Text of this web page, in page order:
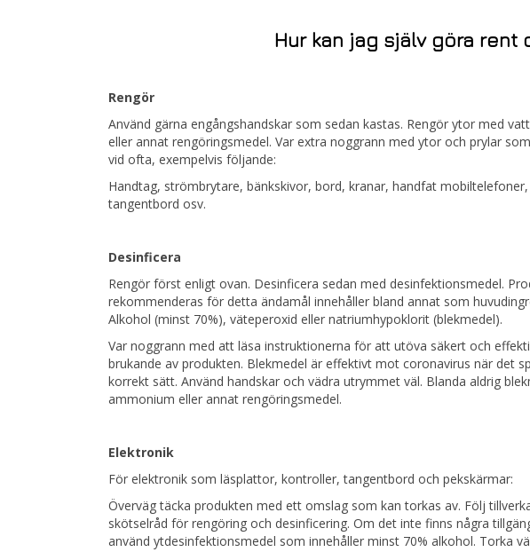
Hur kan jag själv göra rent
Rengör
Använd gärna engångshandskar som sedan kastas. Rengör ytor med
eller annat rengöringsmedel. Var extra noggrann med ytor och prylar
vid ofta, exempelvis följande:
Handtag, strömbrytare, bänkskivor, bord, kranar, handfat mobiltelefoner,
tangentbord osv.
Desinficera
Rengör först enligt ovan. Desinficera sedan med desinfektionsmedel.
rekommenderas för detta ändamål innehåller bland annat som
Alkohol (minst 70%), väteperoxid eller natriumhypoklorit (blekmedel).
Var noggrann med att läsa instruktionerna för att utöva säkert och
brukande av produkten. Blekmedel är effektivt mot coronavirus när det
korrekt sätt. Använd handskar och vädra utrymmet väl. Blanda aldrig
ammonium eller annat rengöringsmedel.
Elektronik
För elektronik som läsplattor, kontroller, tangentbord och pekskärmar:
Överväg täcka produkten med ett omslag som kan torkas av. Följ
skötselråd för rengöring och desinficering. Om det inte finns några
använd ytdesinfektionsmedel som innehåller minst 70% alkohol. Torka